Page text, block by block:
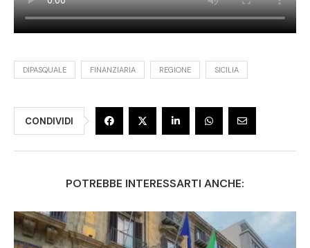
DIPASQUALE FINANZIARIA REGIONE SICILIA
CONDIVIDI
POTREBBE INTERESSARTI ANCHE: